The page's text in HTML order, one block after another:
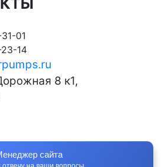
01
14
8 к1,
сайта